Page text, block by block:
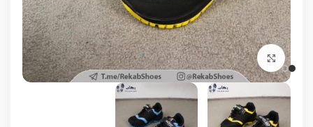
برای بزرگنمایی کلیک کنید